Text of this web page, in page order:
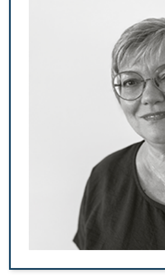
Ha-Ra bietet mir die Möglichkeit
Ich liebe die Unabhängigkeit, die
entgegengebracht werden. Es
sein und das seit 33 Jahren. Durch
weiterentwickelt. Es gibt nichts